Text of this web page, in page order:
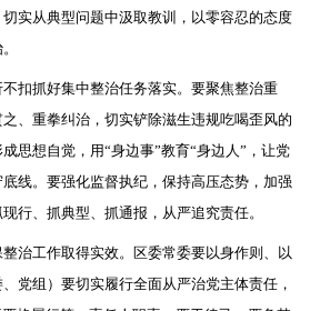
实从典型问题中汲取教训，以零容忍的态度
扣抓好集中整治任务落实。要聚焦整治重
、重拳纠治，切实铲除滋生违规吃喝歪风的
思想自觉，用“身边事”教育“身边人”，让党
线。要强化监督执纪，保持高压态势，加强
行、抓典型、抓通报，从严追究责任。
治工作取得实效。区委常委要以身作则、以
党组）要切实履行全面从严治党主体责任，